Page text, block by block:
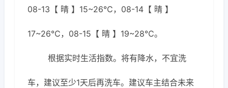
08-13【 晴 】15~26℃，08-14【 晴 】
17~26℃，08-15【 晴 】19~28℃。
根据实时生活指数。将有降水，不宜洗
车，建议至少1天后再洗车。建议车主结合未来